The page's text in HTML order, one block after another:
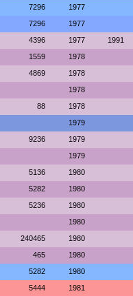
7296 1977
7296 1977
4396 1977 1991
1559 1978
4869 1978
1978
88 1978
1979
9236 1979
1979
5136 1980
5282 1980
5236 1980
1980
240465 1980
465 1980
5282 1980
5444 1981